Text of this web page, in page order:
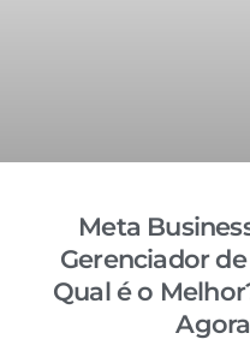
Meta
Gerenciador
Qual é o